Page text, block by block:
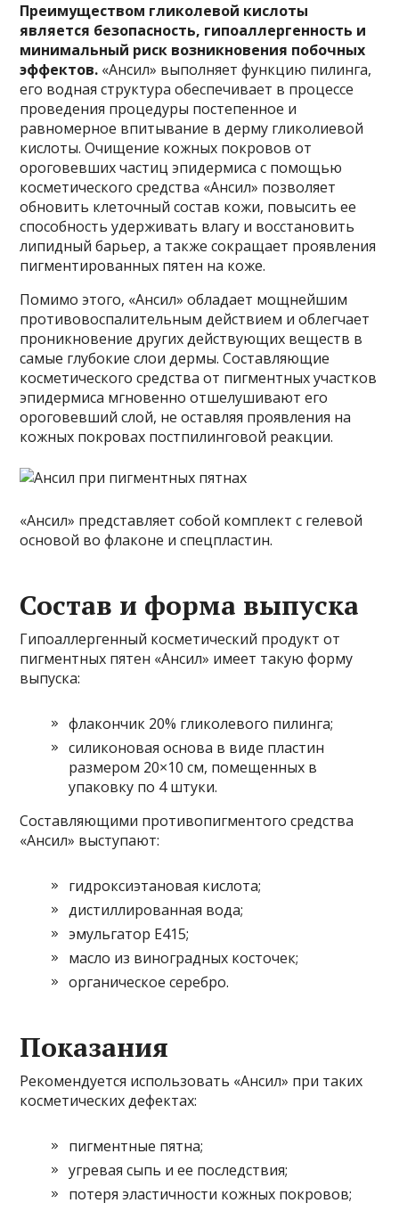
Преимуществом гликолевой кислоты
является безопасность, гипоаллергенность и
минимальный риск возникновения побочных
эффектов. «Ансил» выполняет функцию пилинга,
его водная структура обеспечивает в процессе
проведения процедуры постепенное и
равномерное впитывание в дерму гликолиевой
кислоты. Очищение кожных покровов от
ороговевших частиц эпидермиса с помощью
косметического средства «Ансил» позволяет
обновить клеточный состав кожи, повысить ее
способность удерживать влагу и восстановить
липидный барьер, а также сокращает проявления
пигментированных пятен на коже.
Помимо этого, «Ансил» обладает мощнейшим
противовоспалительным действием и облегчает
проникновение других действующих веществ в
самые глубокие слои дермы. Составляющие
косметического средства от пигментных участков
эпидермиса мгновенно отшелушивают его
ороговевший слой, не оставляя проявления на
кожных покровах постпилинговой реакции.
«Ансил» представляет собой комплект с гелевой
основой во флаконе и спецпластин.
Состав и форма выпуска
Гипоаллергенный косметический продукт от
пигментных пятен «Ансил» имеет такую форму
выпуска:
флакончик 20% гликолевого пилинга;
силиконовая основа в виде пластин
размером 20×10 см, помещенных в
упаковку по 4 штуки.
Составляющими противопигментого средства
«Ансил» выступают:
гидроксиэтановая кислота;
дистиллированная вода;
эмульгатор Е415;
масло из виноградных косточек;
органическое серебро.
Показания
Рекомендуется использовать «Ансил» при таких
косметических дефектах:
пигментные пятна;
угревая сыпь и ее последствия;
потеря эластичности кожных покровов;